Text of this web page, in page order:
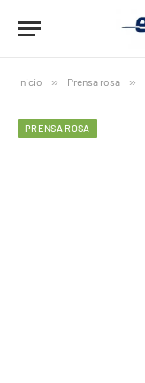
Inicio » Prensa rosa »
PRENSA ROSA